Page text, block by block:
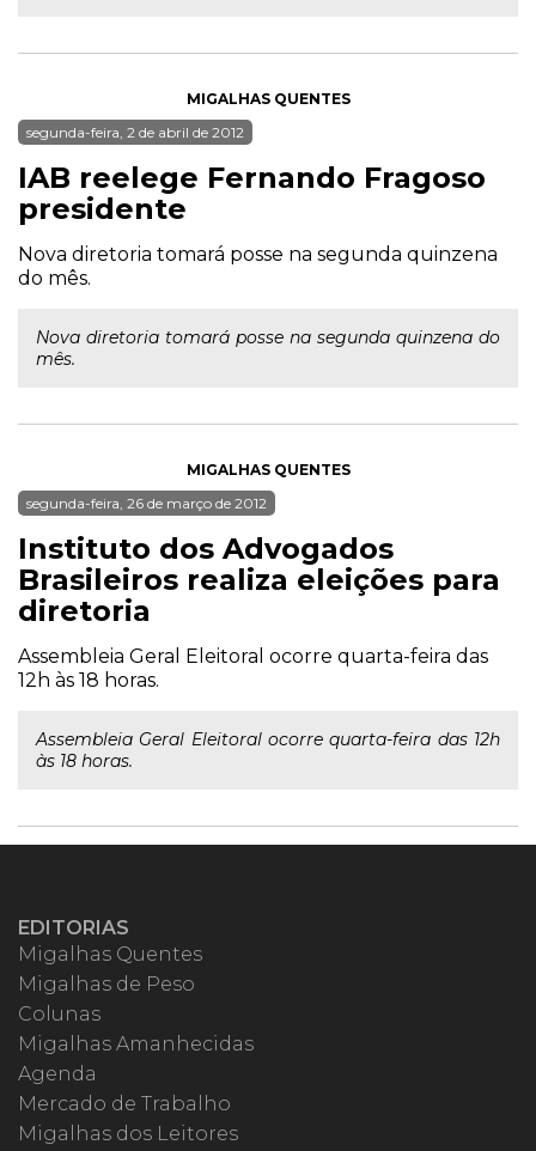
MIGALHAS QUENTES
segunda-feira, 2 de abril de 2012
IAB reelege Fernando Fragoso
presidente
Nova diretoria tomará posse na segunda quinzena
do mês.
Nova diretoria tomará posse na segunda quinzena do
mês.
MIGALHAS QUENTES
segunda-feira, 26 de março de 2012
Instituto dos Advogados
Brasileiros realiza eleições para
diretoria
Assembleia Geral Eleitoral ocorre quarta-feira das
12h às 18 horas.
Assembleia Geral Eleitoral ocorre quarta-feira das 12h
às 18 horas.
EDITORIAS
Migalhas Quentes
Migalhas de Peso
Colunas
Migalhas Amanhecidas
Agenda
Mercado de Trabalho
Migalhas dos Leitores